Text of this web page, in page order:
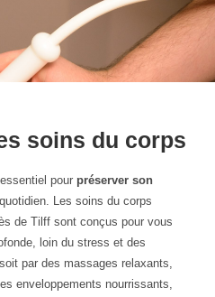
soins du corps
pour préserver son
Les soins du corps
de Tilff sont conçus pour vous
loin du stress et des
par des massages relaxants,
enveloppements nourrissants,